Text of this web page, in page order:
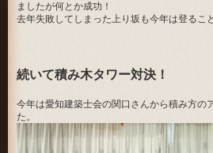
ましたが何とか成功！
去年失敗してしまった上り坂も今年は登る
続いて積み木タワー対決！
今年は愛知建築士会の関口さんから積み方の
た。